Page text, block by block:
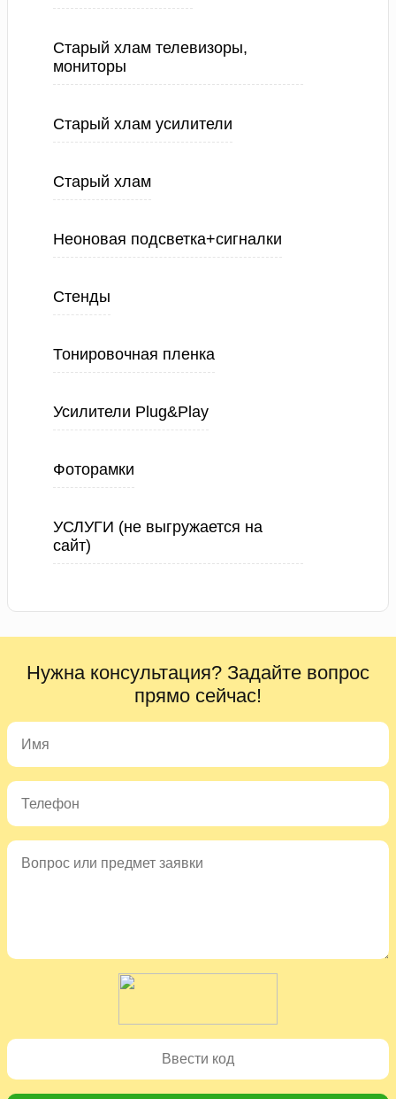
Старый хлам телевизоры,
мониторы
Старый хлам усилители
Старый хлам
Неоновая подсветка+сигналки
Стенды
Тонировочная пленка
Усилители Plug&Play
Фоторамки
УСЛУГИ (не выгружается на
сайт)
Нужна консультация? Задайте вопрос
прямо сейчас!